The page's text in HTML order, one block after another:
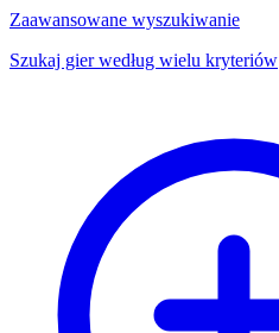
Zaawansowane wyszukiwanie
Szukaj gier według wielu kryteriów